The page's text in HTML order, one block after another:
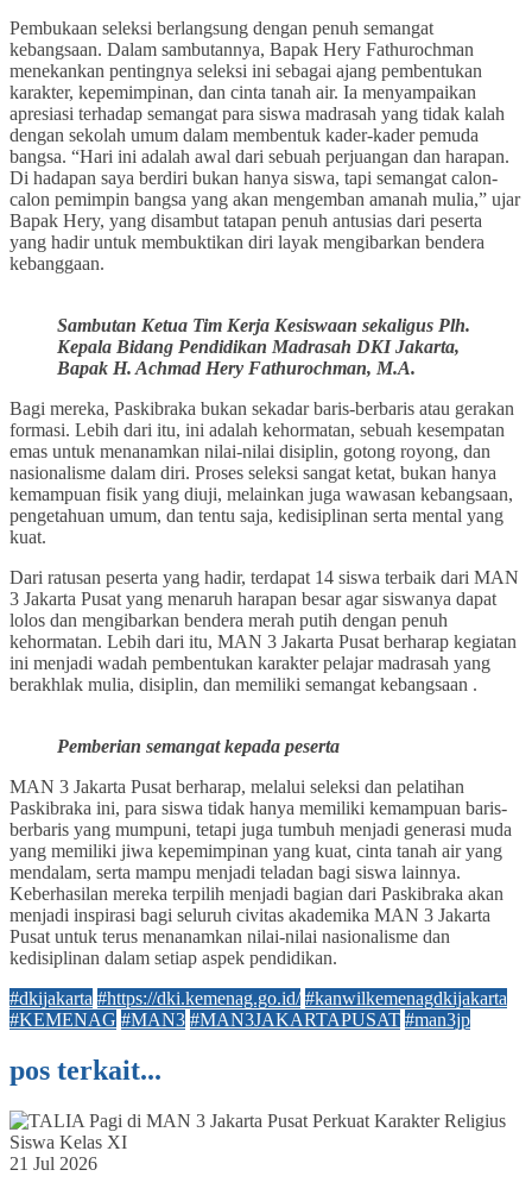
Pembukaan seleksi berlangsung dengan penuh semangat
kebangsaan. Dalam sambutannya, Bapak Hery Fathurochman
menekankan pentingnya seleksi ini sebagai ajang pembentukan
karakter, kepemimpinan, dan cinta tanah air. Ia menyampaikan
apresiasi terhadap semangat para siswa madrasah yang tidak kalah
dengan sekolah umum dalam membentuk kader-kader pemuda
bangsa. “Hari ini adalah awal dari sebuah perjuangan dan harapan.
Di hadapan saya berdiri bukan hanya siswa, tapi semangat calon-
calon pemimpin bangsa yang akan mengemban amanah mulia,” ujar
Bapak Hery, yang disambut tatapan penuh antusias dari peserta
yang hadir untuk membuktikan diri layak mengibarkan bendera
kebanggaan.
Sambutan Ketua Tim Kerja Kesiswaan sekaligus Plh.
Kepala Bidang Pendidikan Madrasah DKI Jakarta,
Bapak H. Achmad Hery Fathurochman, M.A.
Bagi mereka, Paskibraka bukan sekadar baris-berbaris atau gerakan
formasi. Lebih dari itu, ini adalah kehormatan, sebuah kesempatan
emas untuk menanamkan nilai-nilai disiplin, gotong royong, dan
nasionalisme dalam diri. Proses seleksi sangat ketat, bukan hanya
kemampuan fisik yang diuji, melainkan juga wawasan kebangsaan,
pengetahuan umum, dan tentu saja, kedisiplinan serta mental yang
kuat.
Dari ratusan peserta yang hadir, terdapat 14 siswa terbaik dari MAN
3 Jakarta Pusat yang menaruh harapan besar agar siswanya dapat
lolos dan mengibarkan bendera merah putih dengan penuh
kehormatan. Lebih dari itu, MAN 3 Jakarta Pusat berharap kegiatan
ini menjadi wadah pembentukan karakter pelajar madrasah yang
berakhlak mulia, disiplin, dan memiliki semangat kebangsaan .
Pemberian semangat kepada peserta
MAN 3 Jakarta Pusat berharap, melalui seleksi dan pelatihan
Paskibraka ini, para siswa tidak hanya memiliki kemampuan baris-
berbaris yang mumpuni, tetapi juga tumbuh menjadi generasi muda
yang memiliki jiwa kepemimpinan yang kuat, cinta tanah air yang
mendalam, serta mampu menjadi teladan bagi siswa lainnya.
Keberhasilan mereka terpilih menjadi bagian dari Paskibraka akan
menjadi inspirasi bagi seluruh civitas akademika MAN 3 Jakarta
Pusat untuk terus menanamkan nilai-nilai nasionalisme dan
kedisiplinan dalam setiap aspek pendidikan.
#dkijakarta #https://dki.kemenag.go.id/ #kanwilkemenagdkijakarta
#KEMENAG #MAN3 #MAN3JAKARTAPUSAT #man3jp
pos terkait...
21 Jul 2026